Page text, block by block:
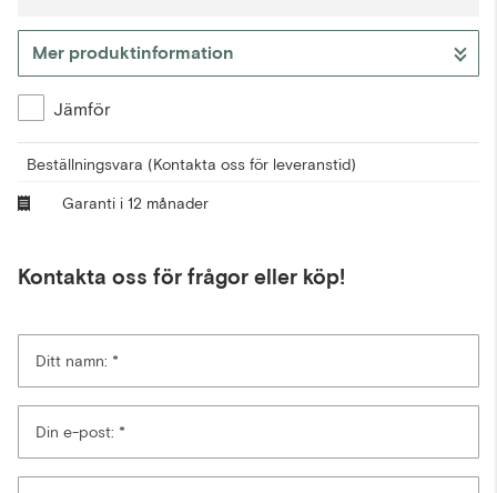
Mer produktinformation
Jämför
Beställningsvara (Kontakta oss för leveranstid)
Garanti i 12 månader
Kontakta oss för frågor eller köp!
Ditt namn:
Din e-post: